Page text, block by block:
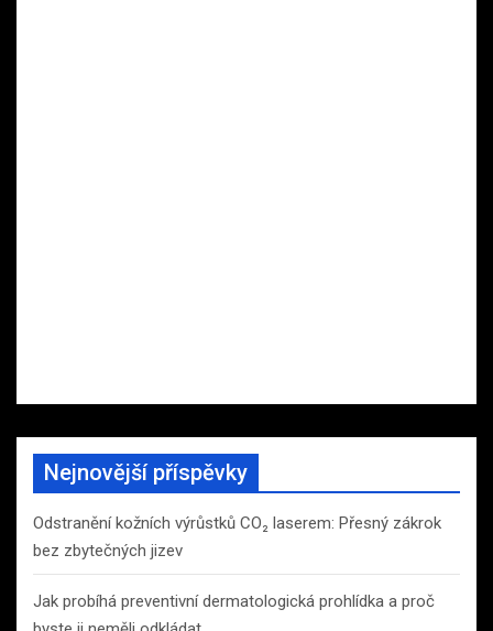
Nejnovější příspěvky
Odstranění kožních výrůstků CO₂ laserem: Přesný zákrok
bez zbytečných jizev
Jak probíhá preventivní dermatologická prohlídka a proč